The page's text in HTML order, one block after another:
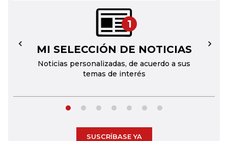
1
MI SELECCIÓN DE NOTICIAS
Noticias personalizadas, de acuerdo a sus
temas de interés
← →
SUSCRÍBASE YA